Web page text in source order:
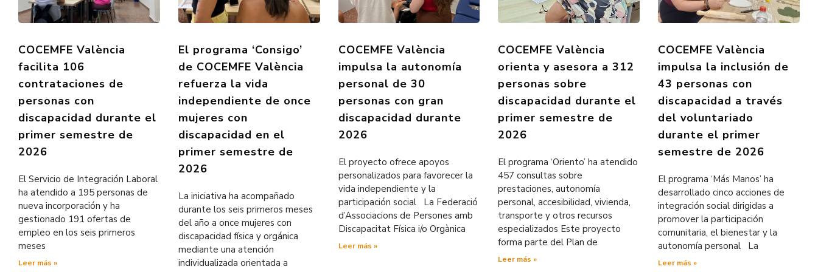
COCEMFE València
facilita 106
contrataciones de
personas con
discapacidad durante el
primer semestre de
2026
El Servicio de Integración Laboral
ha atendido a 195 personas de
nueva incorporación y ha
gestionado 191 ofertas de
empleo en los seis primeros
meses
Leer más »
El programa ‘Consigo’
de COCEMFE València
refuerza la vida
independiente de once
mujeres con
discapacidad en el
primer semestre de
2026
La iniciativa ha acompañado
durante los seis primeros meses
del año a once mujeres con
discapacidad física y orgánica
mediante una atención
individualizada orientada a
COCEMFE València
impulsa la autonomía
personal de 30
personas con gran
discapacidad durante
2026
El proyecto ofrece apoyos
personalizados para favorecer la
vida independiente y la
participación social La Federació
d’Associacions de Persones amb
Discapacitat Física i/o Orgànica
Leer más »
COCEMFE València
orienta y asesora a 312
personas sobre
discapacidad durante el
primer semestre de
2026
El programa ‘Oriento’ ha atendido
457 consultas sobre
prestaciones, autonomía
personal, accesibilidad, vivienda,
transporte y otros recursos
especializados Este proyecto
forma parte del Plan de
Leer más »
COCEMFE València
impulsa la inclusión de
43 personas con
discapacidad a través
del voluntariado
durante el primer
semestre de 2026
El programa ‘Más Manos’ ha
desarrollado cinco acciones de
integración social dirigidas a
promover la participación
comunitaria, el bienestar y la
autonomía personal La
Leer más »